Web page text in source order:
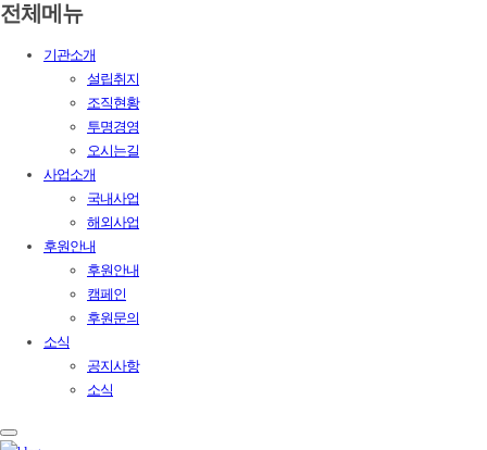
전체메뉴
기관소개
설립취지
조직현황
투명경영
오시는길
사업소개
국내사업
해외사업
후원안내
후원안내
캠페인
후원문의
소식
공지사항
소식